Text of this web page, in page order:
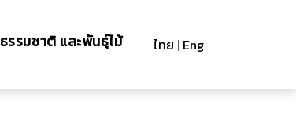
ธรรมชาติ และพันธุ์ไม้ ไทย | Eng